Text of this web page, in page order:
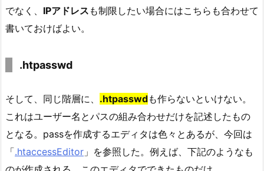
でなく、 IPアドレス も制限したい場合にはこちらも合わせて
書いておけばよい。
.htpasswd
そして、同じ階層に、 .htpasswdも作らないといけない。
これはユーザー名とパスの組み合わせだけを記述したもの
となる。passを作成するエディタは色々とあるが、今回は
「.htaccessEditor 」を参照した。例えば、下記のようなも